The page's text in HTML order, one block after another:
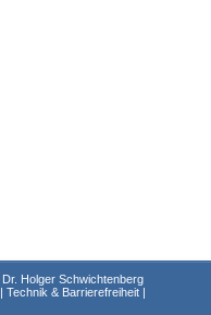
Dr. Holger Schwichtenberg
| Technik & Barrierefreiheit |